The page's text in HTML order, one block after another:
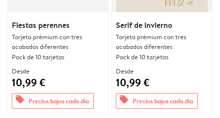
Fiestas perennes
Tarjeta prémium con tres
acabados diferentes
Pack de 10 tarjetas
Desde
10,99 €
offers Precios bajos cada día
Serif de invierno
Tarjeta prémium con tres
acabados diferentes
Pack de 10 tarjetas
Desde
10,99 €
offers Precios bajos cada día